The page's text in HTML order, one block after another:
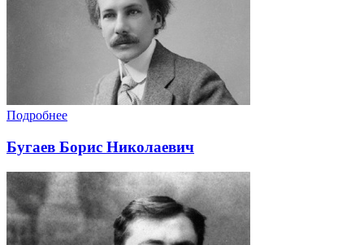
Подробнее
Бугаев Борис Николаевич